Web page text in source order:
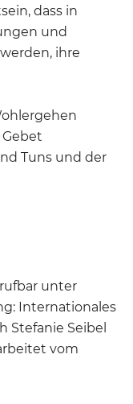
dass in
und
ihre
Tuns und der
unter
Internationales
Stefanie Seibel
vom